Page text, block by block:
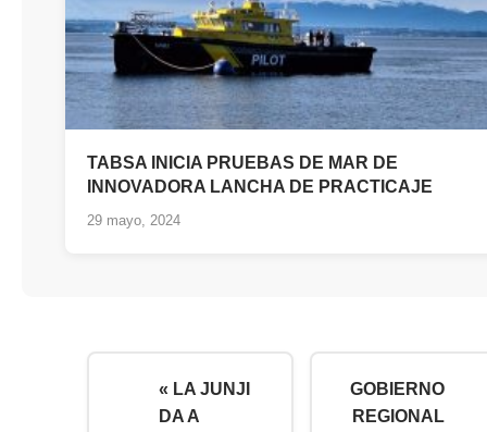
TABSA INICIA PRUEBAS DE MAR DE
INNOVADORA LANCHA DE PRACTICAJE
29 mayo, 2024
« LA JUNJI
DA A
GOBIERNO
REGIONAL